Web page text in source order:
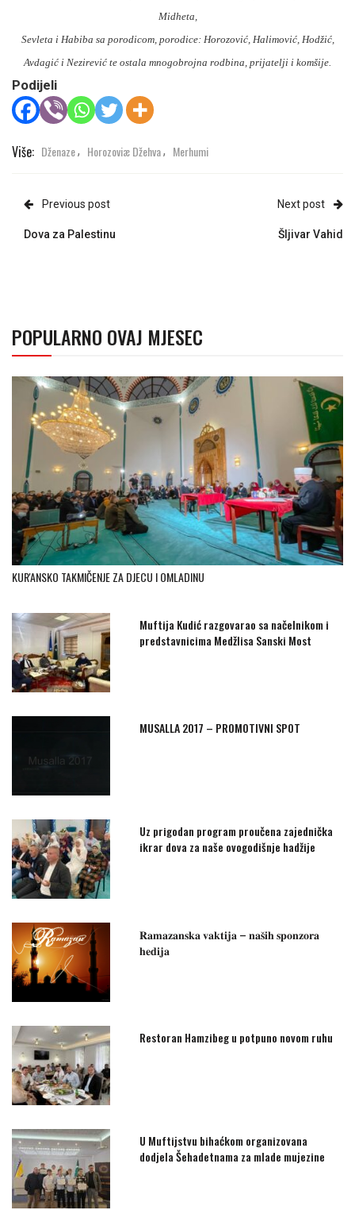
Midheta,
Sevleta i Habiba sa porodicom, porodice: Horozović, Halimović, Hodžić,
Avdagić i Nezirević te ostala mnogobrojna rodbina, prijatelji i komšije.
Podijeli
Više: Dženaze, Horozoviæ Džehva, Merhumi
Previous post
Dova za Palestinu
Next post
Šljivar Vahid
POPULARNO OVAJ MJESEC
KUR'ANSKO TAKMIČENJE ZA DJECU I OMLADINU
Muftija Kudić razgovarao sa načelnikom i
predstavnicima Medžlisa Sanski Most
MUSALLA 2017 – PROMOTIVNI SPOT
Uz prigodan program proučena zajednička
ikrar dova za naše ovogodišnje hadžije
𝐑𝐚𝐦𝐚𝐳𝐚𝐧𝐬𝐤𝐚 𝐯𝐚𝐤𝐭𝐢𝐣𝐚 – 𝐧𝐚𝐬̌𝐢𝐡 𝐬𝐩𝐨𝐧𝐳𝐨𝐫𝐚
𝐡𝐞𝐝𝐢𝐣𝐚
Restoran Hamzibeg u potpuno novom ruhu
U Muftijstvu bihaćkom organizovana
dodjela Šehadetnama za mlade mujezine